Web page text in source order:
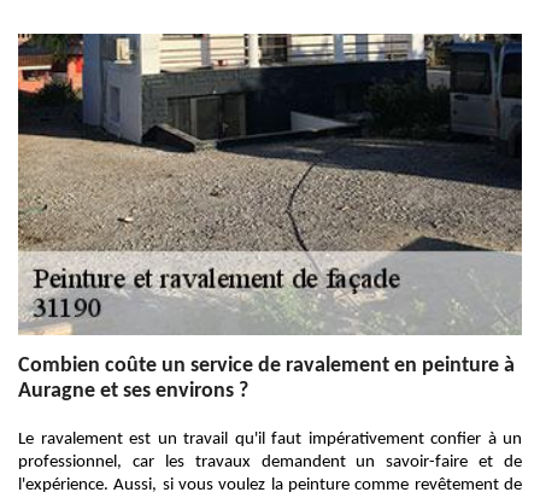
Combien coûte un service de ravalement en peinture à
Auragne et ses environs ?
Le ravalement est un travail qu'il faut impérativement confier à un
professionnel, car les travaux demandent un savoir-faire et de
l'expérience. Aussi, si vous voulez la peinture comme revêtement de